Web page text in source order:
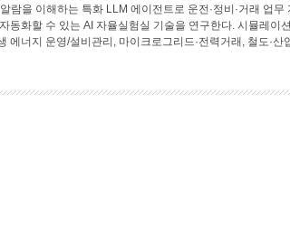
람을 이해하는 특화 LLM 에이전트로 운전·정비·거래 업
동화할 수 있는 AI 자율실험실 기술을 연구한다. 시뮬레
에너지 운영/설비관리, 마이크로그리드·전력거래, 철도·